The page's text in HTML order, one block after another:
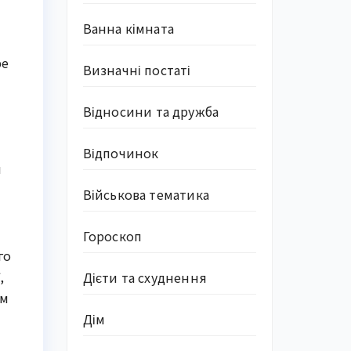
Ванна кімната
Визначні постаті
Відносини та дружба
Відпочинок
Військова тематика
Гороскоп
Дієти та схуднення
Дім